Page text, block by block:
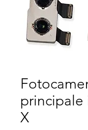
principale
X